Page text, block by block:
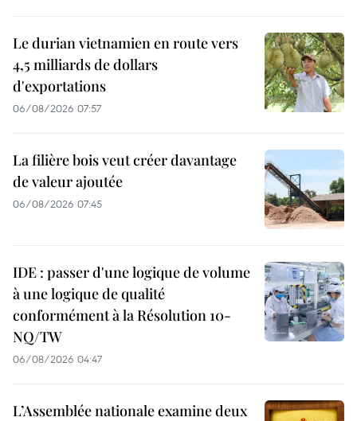
Le durian vietnamien en route vers
4,5 milliards de dollars
d'exportations
06/08/2026 07:57
La filière bois veut créer davantage
de valeur ajoutée
06/08/2026 07:45
IDE : passer d'une logique de volume
à une logique de qualité
conformément à la Résolution 10-
NQ/TW
06/08/2026 04:47
L’Assemblée nationale examine deux